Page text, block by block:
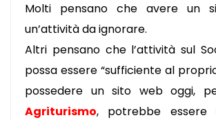
Molti pensano che avere un
un’attività da ignorare.
Altri pensano che l’attività sul
possa essere “sufficiente al
possedere un sito web oggi,
Agriturismo, potrebbe essere